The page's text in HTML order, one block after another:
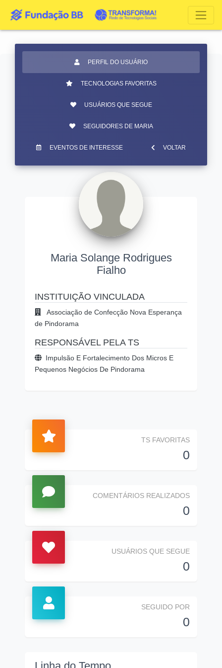
PERFIL DO USUÁRIO
TECNOLOGIAS FAVORITAS
USUÁRIOS QUE SEGUE
SEGUIDORES DE MARIA
EVENTOS DE INTERESSE VOLTAR
Maria Solange Rodrigues
Fialho
INSTITUIÇÃO VINCULADA
Associação de Confecção Nova Esperança
de Pindorama
RESPONSÁVEL PELA TS
Impulsão E Fortalecimento Dos Micros E
Pequenos Negócios De Pindorama
TS FAVORITAS
0
COMENTÁRIOS REALIZADOS
0
USUÁRIOS QUE SEGUE
0
SEGUIDO POR
0